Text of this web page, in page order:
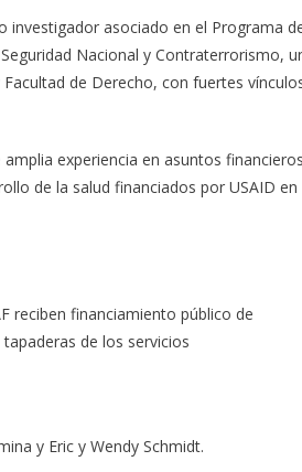
investigador asociado en el Programa
Nacional y Contraterrorismo,
de Derecho, con fuertes
experiencia en asuntos
de la salud financiados por USAID en
reciben financiamiento público de
de los servicios
y Eric y Wendy Schmidt.